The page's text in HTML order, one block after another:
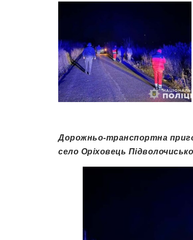
Дорожньо-транспортна
село Оріховець